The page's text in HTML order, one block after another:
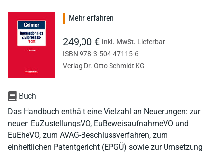
Buch
Das Handbuch enthält eine Vielzahl an Neuerungen: zur
neuen EuZustellungsVO, EuBeweisaufnahmeVO und
EuEheVO, zum AVAG-Beschlussverfahren, zum
einheitlichen Patentgericht (EPGÜ) sowie zur Umsetzung
Mehr erfahren
249,00 € inkl. MwSt. Lieferbar
ISBN 978-3-504-47115-6
Verlag Dr. Otto Schmidt KG